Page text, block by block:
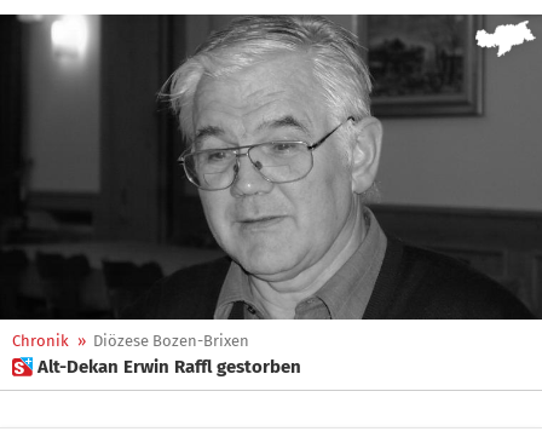
Chronik » Diözese Bozen-Brixen
 Alt-Dekan Erwin Raffl gestorben